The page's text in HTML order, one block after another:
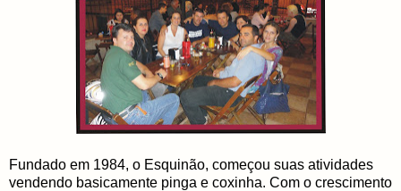
Fundado em 1984, o Esquinão, começou suas atividades
vendendo basicamente pinga e coxinha. Com o crescimento